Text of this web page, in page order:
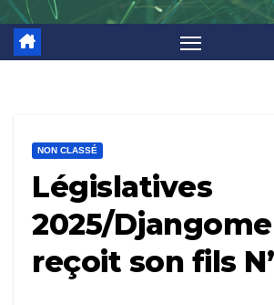
NON CLASSÉ
Législatives
2025/
reçoit son fils